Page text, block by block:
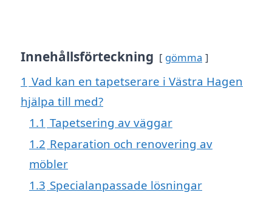
Innehållsförteckning gömma
1 Vad kan en tapetserare i Västra Hagen
hjälpa till med?
1.1 Tapetsering av väggar
1.2 Reparation och renovering av
möbler
1.3 Specialanpassade lösningar